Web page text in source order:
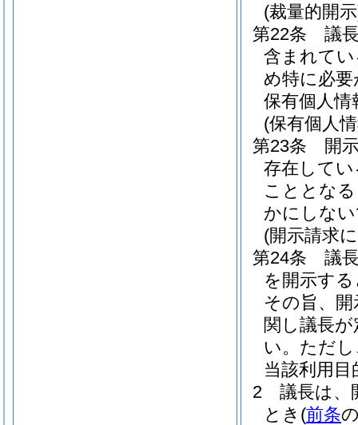
(裁量的開
第22条
議
含まれて
め特に必
保有個人
(保有個人
第23条
開
存在して
こととな
かにしな
(開示請求
第24条
議
を開示す
その旨、
関し議長
い。 ただ
当該利用
2
議長は、
とき (前条